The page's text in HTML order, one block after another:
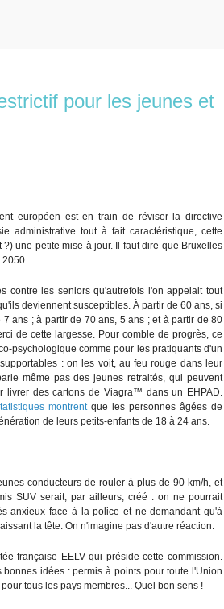
pour les jeunes et
européen est en train de réviser la directive
administrative tout à fait caractéristique, cette
une petite mise à jour. Il faut dire que Bruxelles
2050.
contre les seniors qu'autrefois l'on appelait tout
deviennent susceptibles. À partir de 60 ans, si
ans ; à partir de 70 ans, 5 ans ; et à partir de 80
de cette largesse. Pour comble de progrès, ce
psychologique comme pour les pratiquants d'un
: on les voit, au feu rouge dans leur
même pas des jeunes retraités, qui peuvent
livrer des cartons de Viagra™ dans un EHPAD.
montrentque les personnes âgées de
de leurs petits-enfants de 18 à 24 ans.
conducteurs de rouler à plus de 90 km/h, et
SUV serait, par ailleurs, créé : on ne pourrait
anxieux face à la police et ne demandant qu'à
la tête. On n'imagine pas d'autre réaction.
française EELV qui préside cette commission.
idées : permis à points pour toute l'Union
tous les pays membres... Quel bon sens !